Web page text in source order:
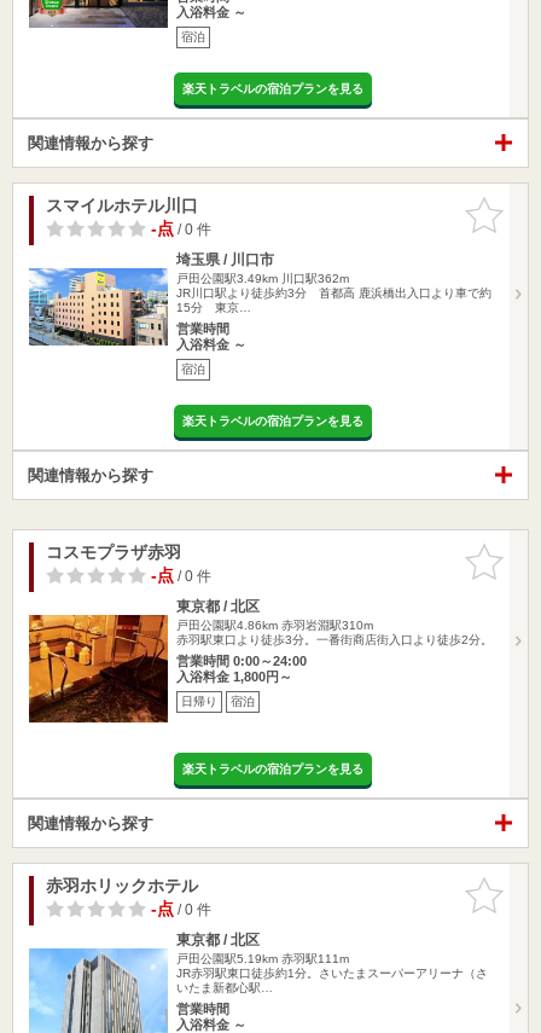
入浴料金 ～
宿泊
楽天トラベルの宿泊プランを見る
関連情報から探す
お気に入
りに追加
スマイルホテル川口
-点/ 0 件
埼玉県 / 川口市
戸田公園駅3.49km
川口駅362m
JR川口駅より徒歩約3分 首都高 鹿浜橋出入口より車で約
15分 東京…
営業時間
入浴料金 ～
宿泊
楽天トラベルの宿泊プランを見る
関連情報から探す
お気に入
りに追加
コスモプラザ赤羽
-点/ 0 件
東京都 / 北区
戸田公園駅4.86km 赤羽岩淵駅310m
赤羽駅東口より徒歩3分。一番街商店街入口より徒歩2分。
営業時間 0:00～24:00
入浴料金 1,800円～
日帰り 宿泊
楽天トラベルの宿泊プランを見る
関連情報から探す
お気に入
りに追加
赤羽ホリックホテル
-点/ 0 件
東京都 / 北区
戸田公園駅5.19km 赤羽駅111m
JR赤羽駅東口徒歩約1分。さいたまスーパーアリーナ（さ
いたま新都心駅…
営業時間
入浴料金 ～